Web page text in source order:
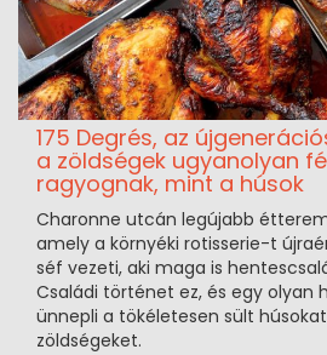
175 Degrés, az
a zöldségek ugyanolyan
ragyognak, mint a húsok
Charonne utcán legújabb
amely a környéki rotisserie-t
séf vezeti, aki maga is
Családi történet ez, és egy olyan
ünnepli a tökéletesen sült
zöldségeket.